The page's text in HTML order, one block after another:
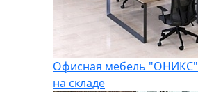
Офисная мебель "ОНИКС"
на складе